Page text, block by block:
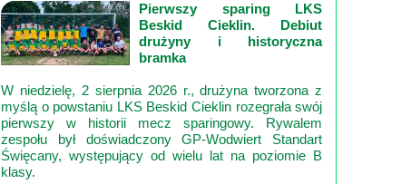
Pierwszy sparing LKS
Beskid Cieklin. Debiut
drużyny i historyczna
bramka
W niedzielę, 2 sierpnia 2026 r., drużyna tworzona z
myślą o powstaniu LKS Beskid Cieklin rozegrała swój
pierwszy w historii mecz sparingowy. Rywalem
zespołu był doświadczony GP‑Wodwiert Standart
Święcany, występujący od wielu lat na poziomie B
klasy.